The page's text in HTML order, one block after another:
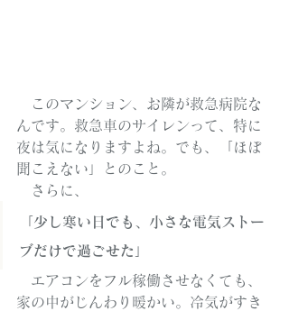
このマンション、お隣が救急病院な
んです。救急車のサイレンって、特に
夜は気になりますよね。でも、「ほぼ
聞こえない」とのこと。
さらに、
「少し寒い日でも、小さな電気ストー
ブだけで過ごせた」
エアコンをフル稼働させなくても、
家の中がじんわり暖かい。冷気がすき